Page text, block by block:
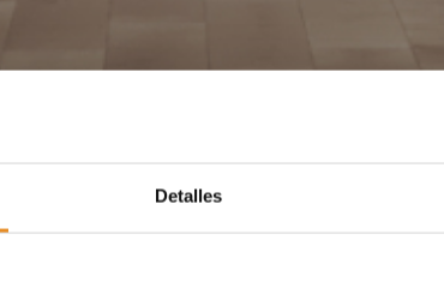
Detalles